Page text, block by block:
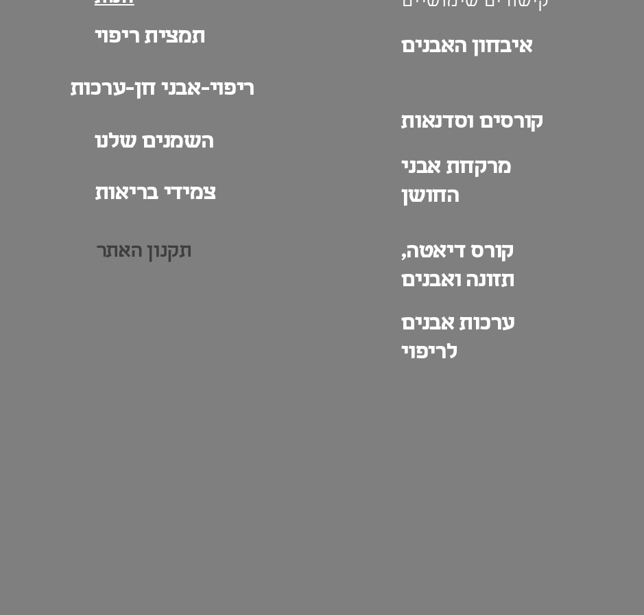
תמצית ריפוי
ריפוי-אבני חן-ערכות
השמנים שלנו
צמידי בריאות
תקנון האתר
איבחון האבנים
קורסים וסדנאות
מרקחת אבני
החושן
קורס דיאטה,
תזונה ואבנים
ערכות אבנים
לריפוי